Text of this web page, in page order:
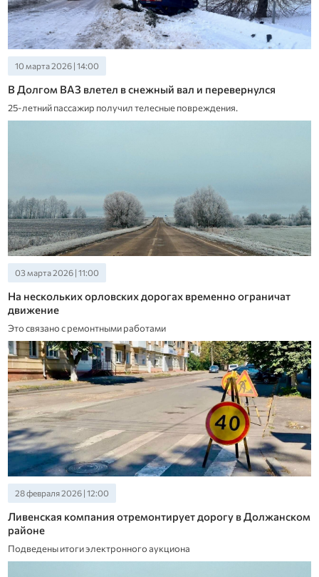
10 марта 2026 | 14:00
В Долгом ВАЗ влетел в снежный вал и перевернулся
25-летний пассажир получил телесные повреждения.
03 марта 2026 | 11:00
На нескольких орловских дорогах временно ограничат
движение
Это связано с ремонтными работами
28 февраля 2026 | 12:00
Ливенская компания отремонтирует дорогу в Должанском
районе
Подведены итоги электронного аукциона